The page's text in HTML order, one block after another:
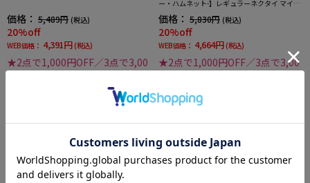
価格： 5,489円 (税込)
20%off
WEB価格： 4,391円 (税込)
★2点で1,000円OFF／3点で3,00
0円OFF対象
ー・ハムネット-】レギュラーネクタイ マイク
価格： 5,830円 (税込)
20%off
WEB価格： 4,664円 (税込)
★2点で1,000円OFF／3点で3,00
SALE